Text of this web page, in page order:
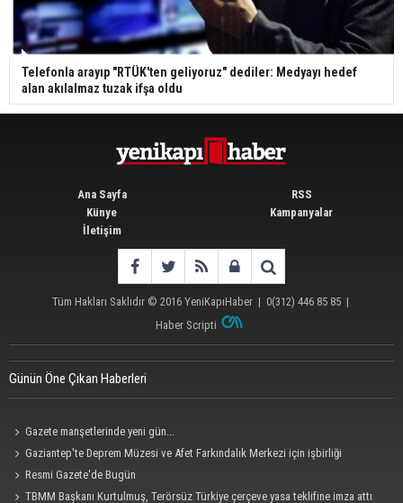
Telefonla arayıp "RTÜK'ten geliyoruz" dediler: Medyayı hedef
alan akılalmaz tuzak ifşa oldu
Ana Sayfa
Künye
İletişim
RSS
Kampanyalar
Tüm Hakları Saklıdır © 2016 YeniKapıHaber| 0(312) 446 85 85|
Haber Scripti
Günün Öne Çıkan Haberleri
Gazete manşetlerinde yeni gün...
Gaziantep'te Deprem Müzesi ve Afet Farkındalık Merkezi için işbirliği
protokolü imzalandı
Resmi Gazete'de Bugün
TBMM Başkanı Kurtulmuş, Terörsüz Türkiye çerçeve yasa teklifine imza attı